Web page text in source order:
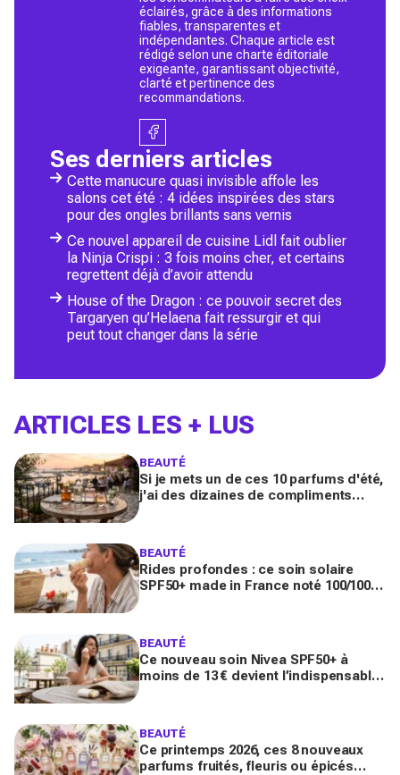
éclairés, grâce à des informations
fiables, transparentes et
indépendantes. Chaque article est
rédigé selon une charte éditoriale
exigeante, garantissant objectivité,
clarté et pertinence des
recommandations.
Ses derniers articles
Cette manucure quasi invisible affole les
salons cet été : 4 idées inspirées des stars
pour des ongles brillants sans vernis
Ce nouvel appareil de cuisine Lidl fait oublier
la Ninja Crispi : 3 fois moins cher, et certains
regrettent déjà d’avoir attendu
House of the Dragon : ce pouvoir secret des
Targaryen qu’Helaena fait ressurgir et qui
peut tout changer dans la série
ARTICLES LES + LUS
BEAUTÉ
Si je mets un de ces 10 parfums d'été,
j'ai des dizaines de compliments
BEAUTÉ
Rides profondes : ce soin solaire
SPF50+ made in France noté 100/100
BEAUTÉ
Ce nouveau soin Nivea SPF50+ à
moins de 13 € devient l’indispensable
BEAUTÉ
Ce printemps 2026, ces 8 nouveaux
parfums fruités, fleuris ou épicés